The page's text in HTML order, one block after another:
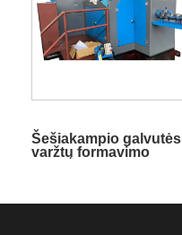
Šešiakampio galvutės
varžtų formavimo